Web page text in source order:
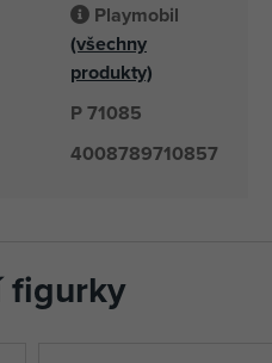
Playmobil
(všechny
produkty)
P 71085
4008789710857
figurky